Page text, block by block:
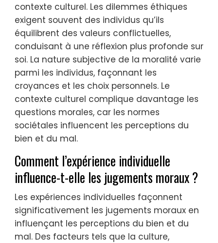
contexte culturel. Les dilemmes éthiques
exigent souvent des individus qu’ils
équilibrent des valeurs conflictuelles,
conduisant à une réflexion plus profonde sur
soi. La nature subjective de la moralité varie
parmi les individus, façonnant les
croyances et les choix personnels. Le
contexte culturel complique davantage les
questions morales, car les normes
sociétales influencent les perceptions du
bien et du mal.
Comment l’expérience individuelle
influence-t-elle les jugements moraux ?
Les expériences individuelles façonnent
significativement les jugements moraux en
influençant les perceptions du bien et du
mal. Des facteurs tels que la culture,